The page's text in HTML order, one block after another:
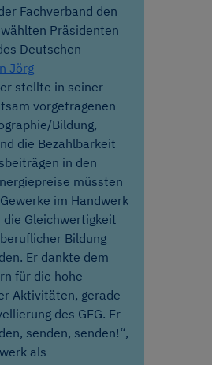
Fachverband den
Präsidenten
Deutschen
Jörg
stellte in seiner
vorgetragenen
Bildung,
die Bezahlbarkeit
in den
müssten
im Handwerk
Gleichwertigkeit
Bildung
Er dankte dem
für die hohe
Aktivitäten, gerade
des GEG. Er
senden, senden!“,
als